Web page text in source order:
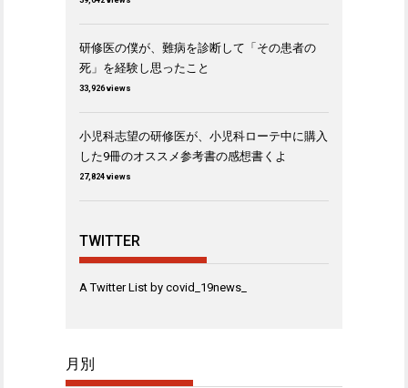
研修医の僕が、難病を診断して「その患者の
死」を経験し思ったこと
33,926 views
小児科志望の研修医が、小児科ローテ中に購入
した9冊のオススメ参考書の感想書くよ
27,824 views
TWITTER
A Twitter List by covid_19news_
月別